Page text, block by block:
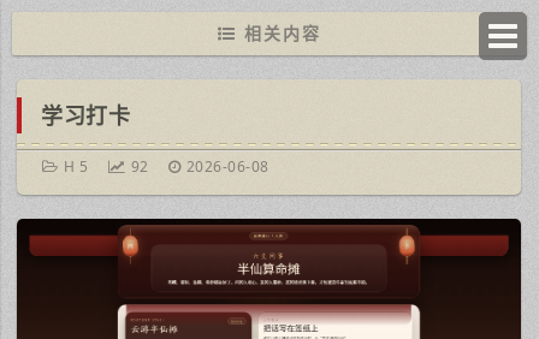
相关内容
学习打卡
H 5 92 2026-06-08